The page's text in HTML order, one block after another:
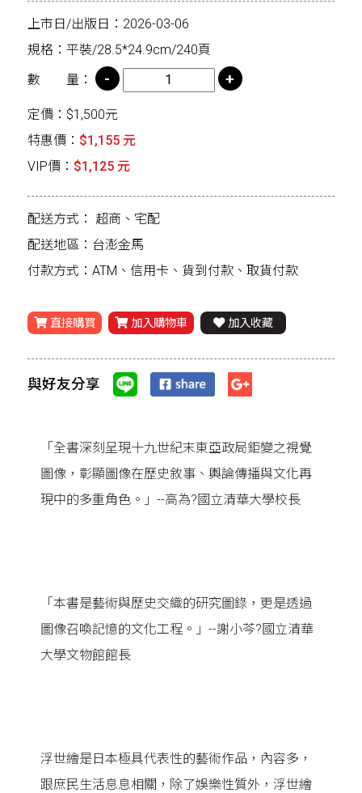
上市日/出版日：2026-03-06
規格：平裝/28.5*24.9cm/240頁
數 量：
定價：$1,500元
特惠價： $1,155 元
VIP價： $1,125 元
配送方式： 超商、宅配
配送地區：台澎金馬
付款方式：ATM、信用卡、貨到付款、取貨付款
直接購買 加入購物車 加入收藏
與好友分享
「全書深刻呈現十九世紀末東亞政局鉅變之視覺
圖像，彰顯圖像在歷史敘事、輿論傳播與文化再
現中的多重角色。」--高為?國立清華大學校長
「本書是藝術與歷史交織的研究圖錄，更是透過
圖像召喚記憶的文化工程。」--謝小芩?國立清華
大學文物館館長
浮世繪是日本極具代表性的藝術作品，內容多，
跟庶民生活息息相關，除了娛樂性質外，浮世繪